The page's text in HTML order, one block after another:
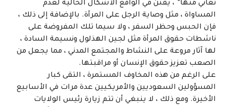
تعاني منها” ، يقنن في الواقع الأشكال الحالية لعدم
المساواة ، مثل وصاية الرجل على المرأة. بالإضافة إلى ذلك ،
فإن الحبس وحظر السفر ، ولا سيما تلك المفروضة على
ناشطات حقوق المرأة مثل لجين الهذلول ونسيمة السادة ،
لها آثار مروعة على النشاط والمجتمع المدني ، مما يجعل من
الصعب تعزيز حقوق الإنسان أو مراقبتها.
على الرغم من هذه المخاوف المستمرة ، التقى كبار
المسؤولين السعوديين والأمريكيين عدة مرات في الأسابيع
الأخيرة. ومع ذلك ، لا ينبغي أن تتم زيارة رئيس الولايات